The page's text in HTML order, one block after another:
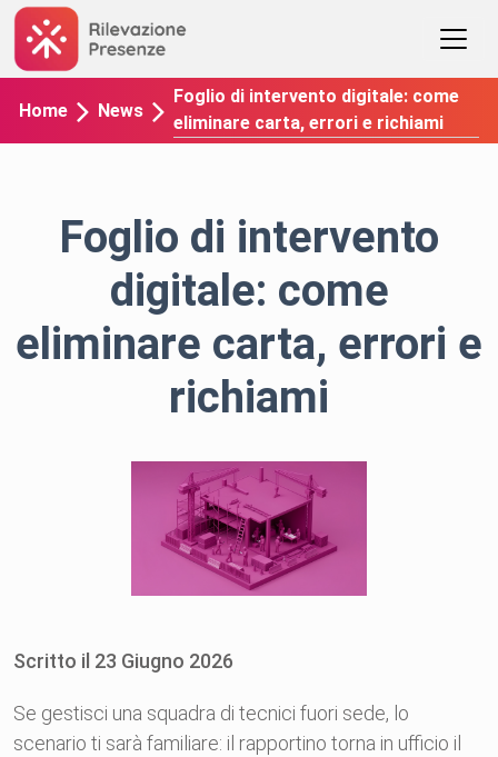
Home News
Foglio di intervento digitale: come
eliminare carta, errori e richiami
Foglio di intervento
digitale: come
eliminare carta, errori e
richiami
Scritto il 23 Giugno 2026
Se gestisci una squadra di tecnici fuori sede, lo
scenario ti sarà familiare: il rapportino torna in ufficio il